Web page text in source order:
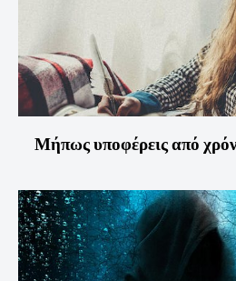
Μήπως υποφέρεις από